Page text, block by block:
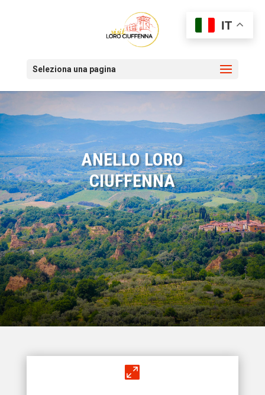
Seleziona una pagina
ANELLO LORO
CIUFFENNA

IT